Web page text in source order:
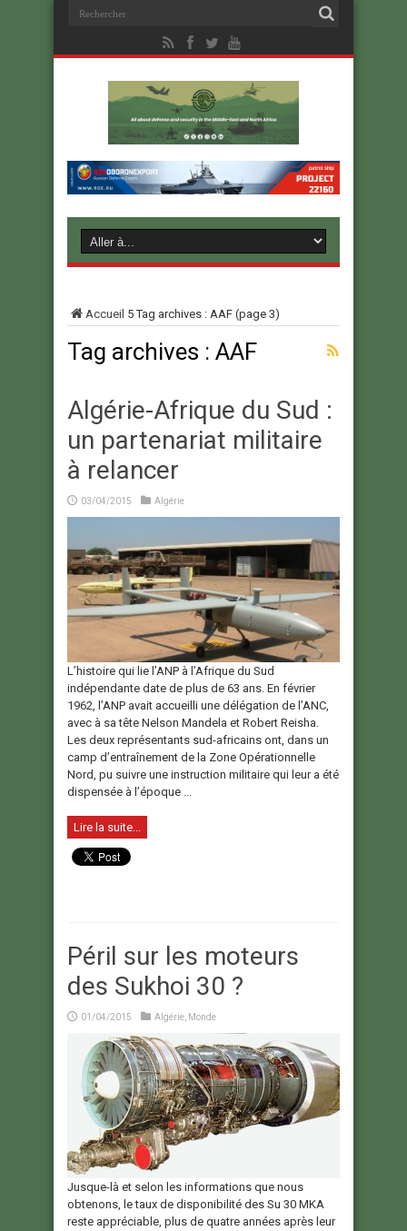
Accueil 5Tag archives : AAF (page 3)
Tag archives : AAF
Algérie-Afrique du Sud :
un partenariat militaire
à relancer
03/04/2015 Algérie
L’histoire qui lie l’ANP à l’Afrique du Sud
indépendante date de plus de 63 ans. En février
1962, l’ANP avait accueilli une délégation de l’ANC,
avec à sa tête Nelson Mandela et Robert Reisha.
Les deux représentants sud-africains ont, dans un
camp d’entraînement de la Zone Opérationnelle
Nord, pu suivre une instruction militaire qui leur a été
dispensée à l’époque ...
Lire la suite...
Péril sur les moteurs
des Sukhoi 30 ?
01/04/2015 Algérie Monde
Jusque-là et selon les informations que nous
obtenons, le taux de disponibilité des Su 30 MKA
reste appréciable, plus de quatre années après leur